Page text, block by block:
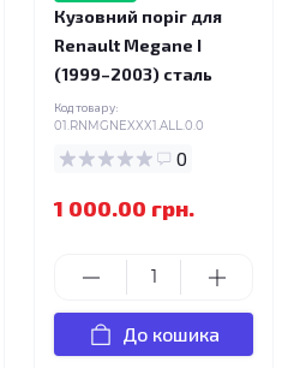
Кузовний поріг для
Renault Megane I
(1999–2003) сталь
Код товару:
01.RNMGNEXXX1.ALL.0.0
0
1 000.00 грн.
До кошика